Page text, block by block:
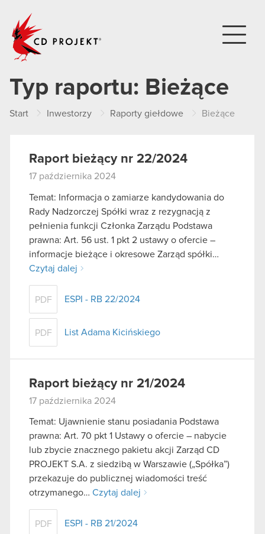
Typ raportu: Bieżące
Start Inwestorzy Raporty giełdowe Bieżące
Raport bieżący nr 22/2024
17 października 2024
Temat: Informacja o zamiarze kandydowania do
Rady Nadzorczej Spółki wraz z rezygnacją z
pełnienia funkcji Członka Zarządu Podstawa
prawna: Art. 56 ust. 1 pkt 2 ustawy o ofercie –
informacje bieżące i okresowe Zarząd spółki…
Czytaj dalej
PDF ESPI - RB 22/2024
PDF List Adama Kicińskiego
Raport bieżący nr 21/2024
17 października 2024
Temat: Ujawnienie stanu posiadania Podstawa
prawna: Art. 70 pkt 1 Ustawy o ofercie – nabycie
lub zbycie znacznego pakietu akcji Zarząd CD
PROJEKT S.A. z siedzibą w Warszawie („Spółka”)
przekazuje do publicznej wiadomości treść
otrzymanego… Czytaj dalej
PDF ESPI - RB 21/2024